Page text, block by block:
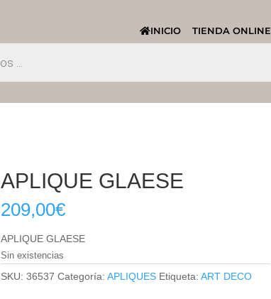
INICIO TIENDA ONLINE
APLIQUE GLAESE
209,00€
APLIQUE GLAESE
Sin existencias
SKU:36537 Categoría:APLIQUES Etiqueta:ART DECO